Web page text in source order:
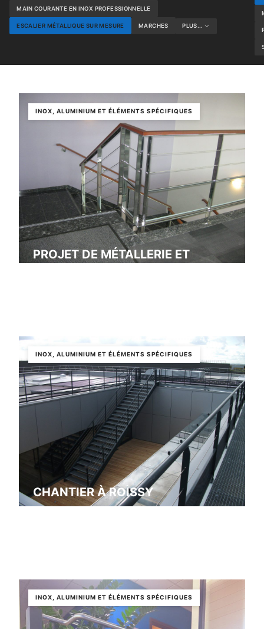
MAIN COURANTE EN INOX PROFESSIONNELLE
ESCALIER MÉTALLIQUE SUR MESURE MARCHES PLUS...
INOX, ALUMINIUM ET ÉLÉMENTS SPÉCIFIQUES
PROJET DE MÉTALLERIE ET
INOX, ALUMINIUM ET ÉLÉMENTS SPÉCIFIQUES
CHANTIER À ROISSY
INOX, ALUMINIUM ET ÉLÉMENTS SPÉCIFIQUES